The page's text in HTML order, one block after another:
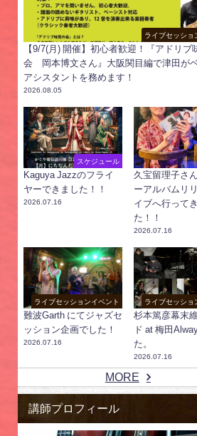
ライブセッショ
【9/7(月) 開催】初心者歓迎！『アドリブ
会 岡本博文さん』大阪関目編で津田がベ
アシスタントを務めます！
2026.08.05
スケジュール
Kaguya Jazzのフライ
ヤーできました！！
2026.07.16
久宝留理子さ
ーアルバムリ
イブへ行って
た！！
2026.07.16
ライブセッションイベント
難波Garth にてジャズセ
ッション企画でした！
2026.07.16
ライブセッショ
杉本篤彦幕末
ド at 梅田
た。
2026.07.16
MORE
講師プロフィール